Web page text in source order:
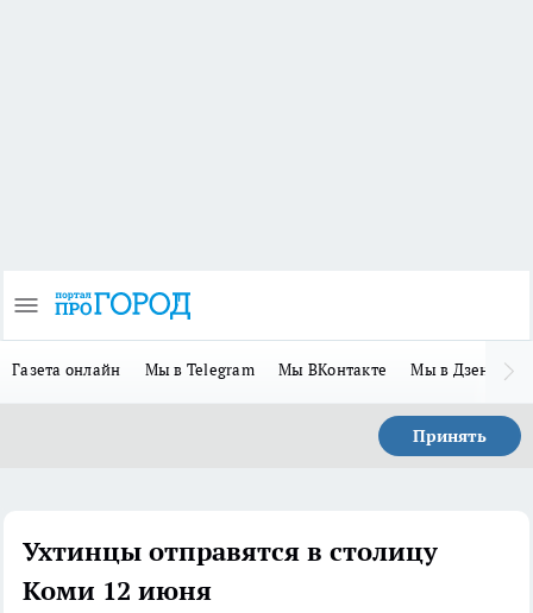
Газета онлайн Мы в Telegram Мы ВКонтакте Мы в Дзене
Принять
Ухтинцы отправятся в столицу
Коми 12 июня